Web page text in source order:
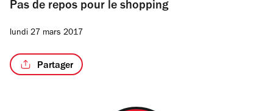
Pas de repos pour le shopping
lundi 27 mars 2017
Partager